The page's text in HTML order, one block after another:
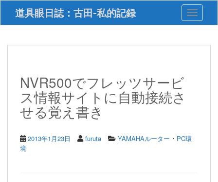
i
道具眼日誌：古田-私的記録 Toggle
NVR500でフレッツサービ
ス情報サイトに自動接続さ
せる覚え書き
2013年1月23日 furuta YAMAHAルーター ・ PC環
境